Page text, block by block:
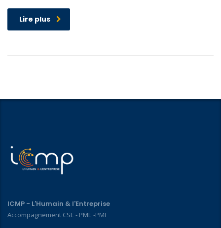
Lire plus
ICMP - L'Humain & l'Entreprise
Accompagnement CSE - PME -PMI